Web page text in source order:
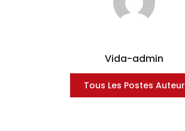
Vida-admin
Tous Les Postes Auteur